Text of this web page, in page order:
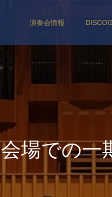
演奏会情報
会場での一
聴衆の